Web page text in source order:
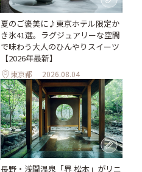
夏のご褒美に♪東京ホテル限定か
き氷41選。ラグジュアリーな空間
で味わう大人のひんやりスイーツ
【2026年最新】
東京都 2026.08.04
長野・浅間温泉「界 松本」がリニ